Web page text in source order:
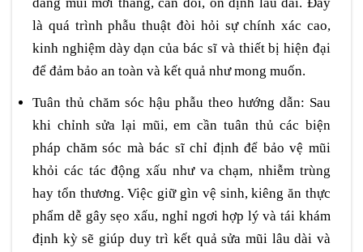
dáng mũi mới thẳng, cân đối, ổn định lâu dài. Đây
là quá trình phẫu thuật đòi hỏi sự chính xác cao,
kinh nghiệm dày dạn của bác sĩ và thiết bị hiện đại
để đảm bảo an toàn và kết quả như mong muốn.
Tuân thủ chăm sóc hậu phẫu theo hướng dẫn: Sau
khi chỉnh sửa lại mũi, em cần tuân thủ các biện
pháp chăm sóc mà bác sĩ chỉ định để bảo vệ mũi
khỏi các tác động xấu như va chạm, nhiễm trùng
hay tổn thương. Việc giữ gìn vệ sinh, kiêng ăn thực
phẩm dễ gây sẹo xấu, nghỉ ngơi hợp lý và tái khám
định kỳ sẽ giúp duy trì kết quả sửa mũi lâu dài và